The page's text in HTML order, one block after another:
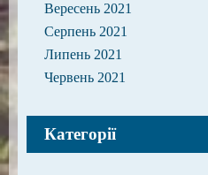
Вересень 2021
Серпень 2021
Липень 2021
Червень 2021
Категорії